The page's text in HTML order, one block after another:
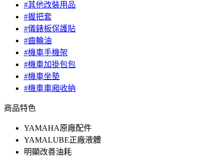
#其他改裝用品
#握把套
#儀錶板保護貼
#齒輪油
#機車手機架
#機車加掛包包
#機車坐墊
#機車車廂收納
商品特色
YAMAHA原廠配件
YAMALUBE正廠液體
明顯改善油耗